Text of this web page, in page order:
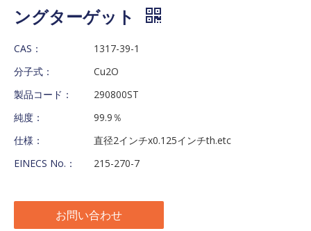
ングターゲット
CAS：
1317-39-1
分子式：
Cu2O
製品コード：
290800ST
純度：
99.9％
仕様：
直径2インチx0.125インチth.etc
EINECS No.：
215-270-7
お問い合わせ